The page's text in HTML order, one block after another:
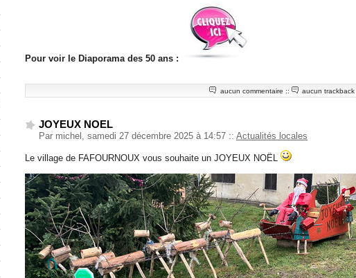
Pour voir le Diaporama des 50 ans :
aucun commentaire :: aucun trackback
JOYEUX NOEL
Par michel, samedi 27 décembre 2025 à 14:57 :: Actualités locales
Le village de FAFOURNOUX vous souhaite un JOYEUX NOËL